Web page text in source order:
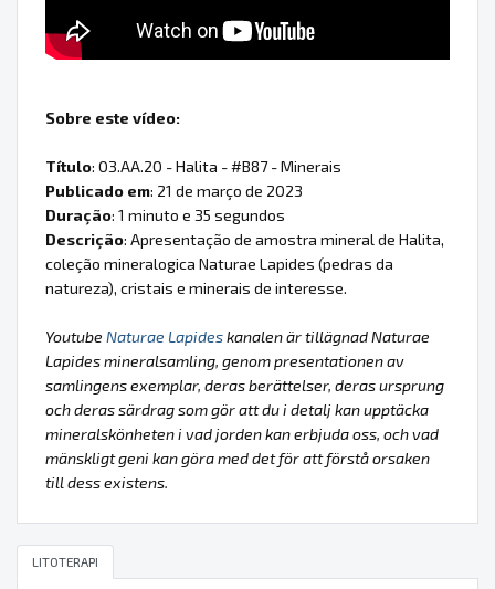
Sobre este vídeo:
Título: 03.AA.20 - Halita - #B87 - Minerais
Publicado em: 21 de março de 2023
Duração: 1 minuto e 35 segundos
Descrição: Apresentação de amostra mineral de Halita,
coleção mineralogica Naturae Lapides (pedras da
natureza), cristais e minerais de interesse.
Youtube Naturae Lapideskanalen är tillägnad Naturae
Lapides mineralsamling, genom presentationen av
samlingens exemplar, deras berättelser, deras ursprung
och deras särdrag som gör att du i detalj kan upptäcka
mineralskönheten i vad jorden kan erbjuda oss, och vad
mänskligt geni kan göra med det för att förstå orsaken
till dess existens.
LITOTERAPI